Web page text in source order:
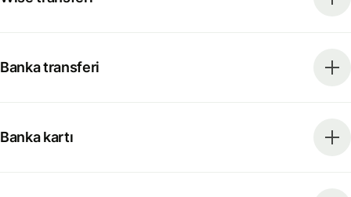
Banka transferi
Banka kartı